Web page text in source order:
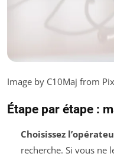
Image by C10Maj from
Étape par étape :
Choisissez
recherche. Si vous ne